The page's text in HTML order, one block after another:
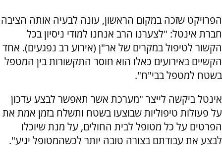
הפרויקט שזכה במקום הראשון, עונה לבעיה אותה הציבה
חברת אינטל: "לצערנו הרב אנחנו למודי ניסיון בכל
הקשור לטיפול במקרים של אר"ן (אירוע רב נפגעים). אחד
הקשיים באירועים כאלו הוא חוסר התקשורות בין המטפל
בשטח למטפל בבי"ח".
אינטל ביקשה לייצר "מערכת אשר תאפשר לבצע עדכון
על פעולות טיפוליות שבוצעו בשטח ותשלח בזמן אמת את
הפרטים על כל מטופל לבית החולים, על מנת שיוכלו
לבצע את עבודתם בצורה טובה יותר לכשהמטופל יגיע".